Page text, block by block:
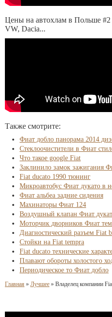
Цены на автохлам в Польше #2
VW, Dacia...
Также смотрите:
Фиат добло панорама 2014
Стеклоочистители в Фиат
Что такое google Fiat
Заклинило замок зажигания
Fiat ducato 1990 тюнинг
Микроавтобус Фиат дукато в
Фиат альбеа задние сидения
Махинаторы Фиат 124
Воздушный клапан Фиат
Моторчик дворников Фиат
Диагностический разъем Fiat
Стойки на Fiat tempra
Fiat ducato технические
Плавают обороты холостого
Периодическое то Фиат добло
Главная » Лучшее » Владелец компании